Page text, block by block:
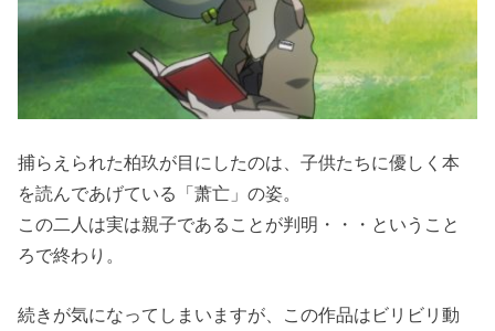
捕らえられた柏玖が目にしたのは、子供たちに優しく本
を読んであげている「萧亡」の姿。
この二人は実は親子であることが判明・・・ということ
ろで終わり。
続きが気になってしまいますが、この作品はビリビリ動